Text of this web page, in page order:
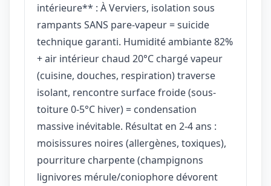
intérieure** : À Verviers, isolation sous
rampants SANS pare-vapeur = suicide
technique garanti. Humidité ambiante 82%
+ air intérieur chaud 20°C chargé vapeur
(cuisine, douches, respiration) traverse
isolant, rencontre surface froide (sous-
toiture 0-5°C hiver) = condensation
massive inévitable. Résultat en 2-4 ans :
moisissures noires (allergènes, toxiques),
pourriture charpente (champignons
lignivores mérule/coniophore dévorent